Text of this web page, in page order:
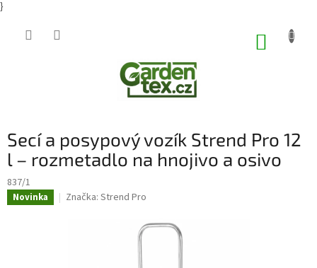
}
Secí a posypový vozík Strend Pro 12
l – rozmetadlo na hnojivo a osivo
837/1
Novinka Značka: Strend Pro